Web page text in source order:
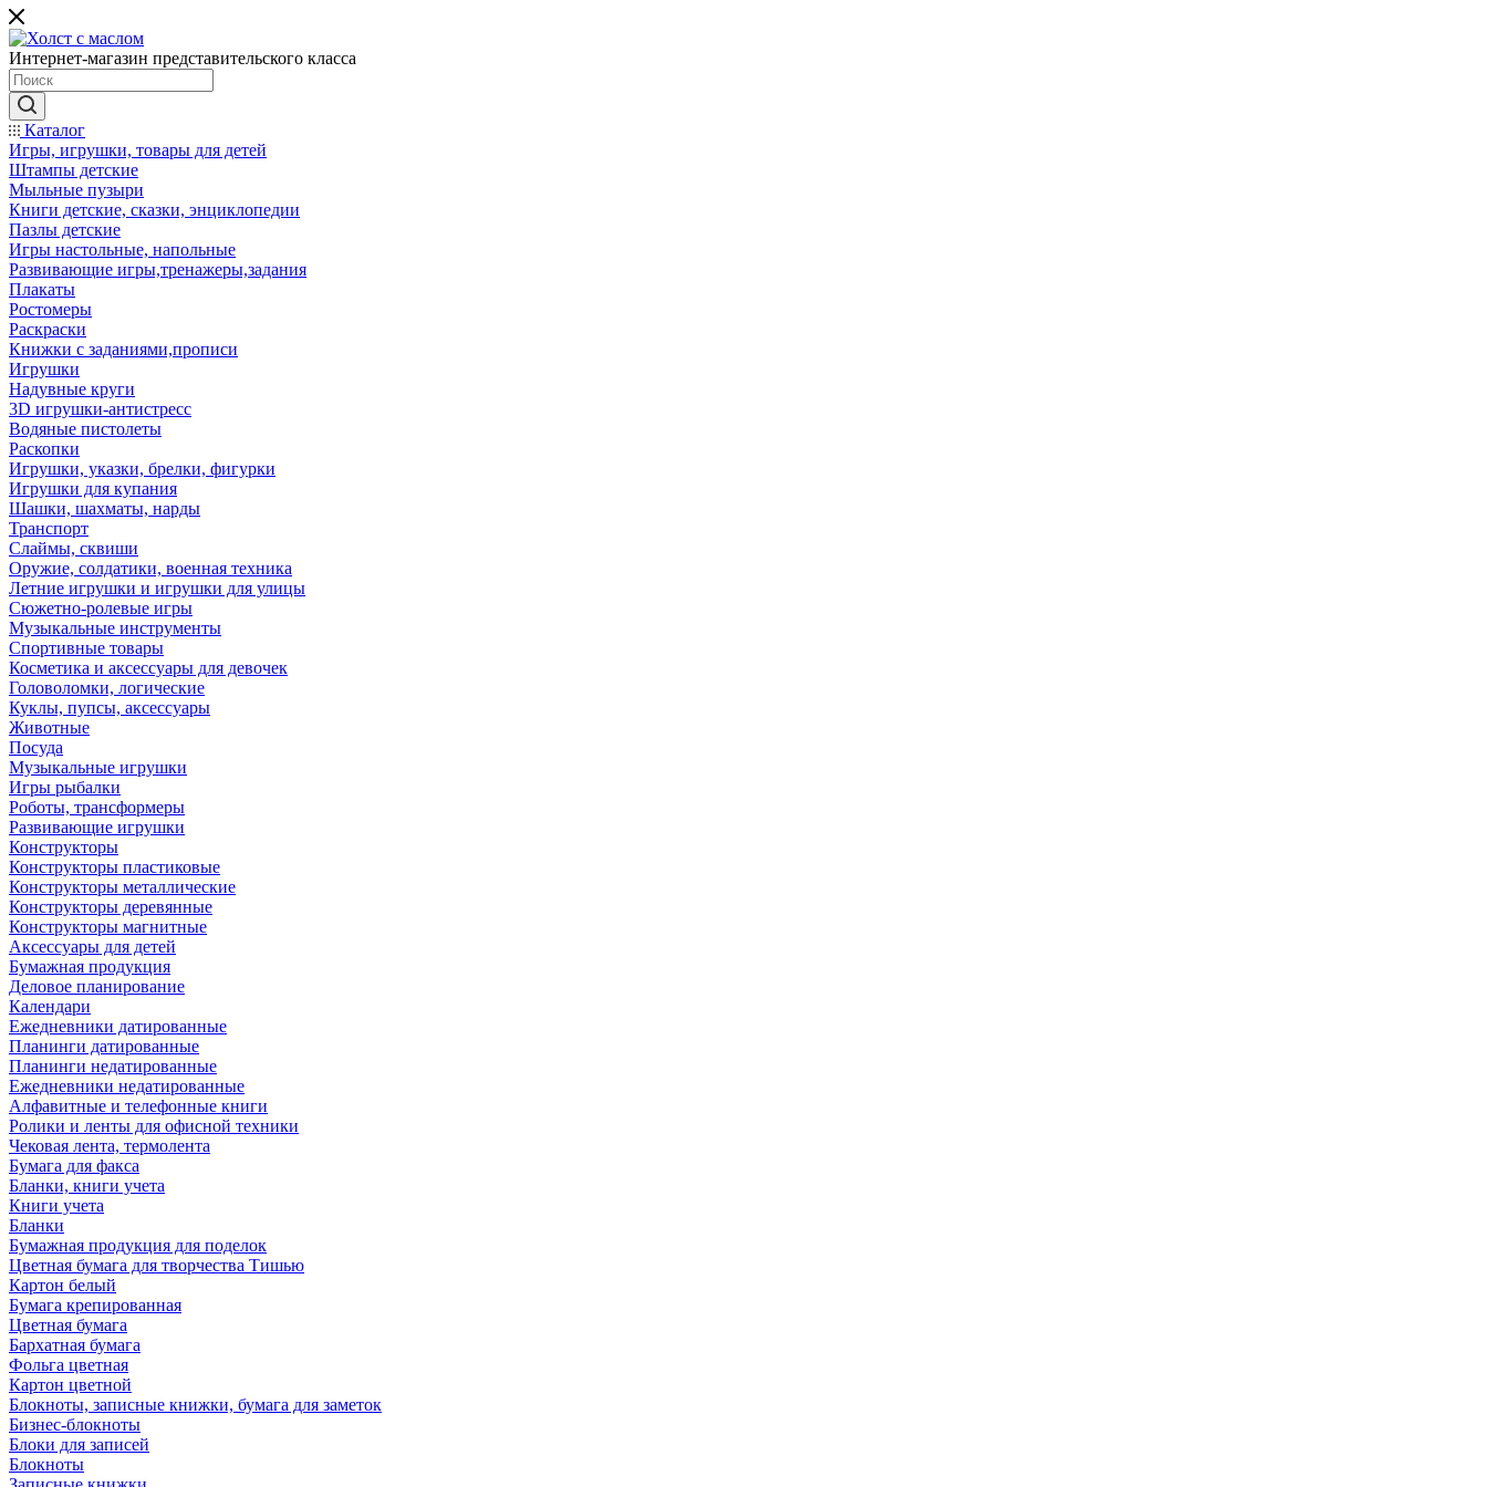
Интернет-магазин представительского класса
Каталог
Игры, игрушки, товары для детей
Штампы детские
Мыльные пузыри
Книги детские, сказки, энциклопедии
Пазлы детские
Игры настольные, напольные
Развивающие игры,тренажеры,задания
Плакаты
Ростомеры
Раскраски
Книжки с заданиями,прописи
Игрушки
Надувные круги
3D игрушки-антистресс
Водяные пистолеты
Раскопки
Игрушки, указки, брелки, фигурки
Игрушки для купания
Шашки, шахматы, нарды
Транспорт
Слаймы, сквиши
Оружие, солдатики, военная техника
Летние игрушки и игрушки для улицы
Сюжетно-ролевые игры
Музыкальные инструменты
Спортивные товары
Косметика и аксессуары для девочек
Головоломки, логические
Куклы, пупсы, аксессуары
Животные
Посуда
Музыкальные игрушки
Игры рыбалки
Роботы, трансформеры
Развивающие игрушки
Конструкторы
Конструкторы пластиковые
Конструкторы металлические
Конструкторы деревянные
Конструкторы магнитные
Аксессуары для детей
Бумажная продукция
Деловое планирование
Календари
Ежедневники датированные
Планинги датированные
Планинги недатированные
Ежедневники недатированные
Алфавитные и телефонные книги
Ролики и ленты для офисной техники
Чековая лента, термолента
Бумага для факса
Бланки, книги учета
Книги учета
Бланки
Бумажная продукция для поделок
Цветная бумага для творчества Тишью
Картон белый
Бумага крепированная
Цветная бумага
Бархатная бумага
Фольга цветная
Картон цветной
Блокноты, записные книжки, бумага для заметок
Бизнес-блокноты
Блоки для записей
Блокноты